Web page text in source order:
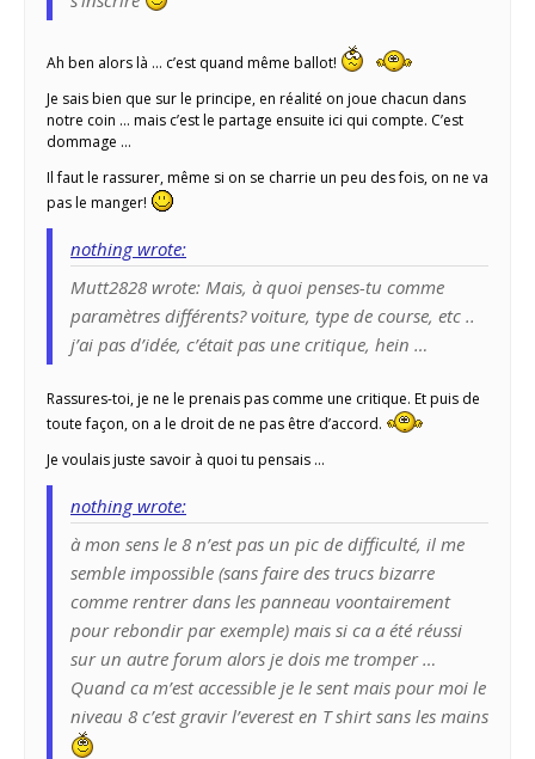
Ah ben alors là … c’est quand même ballot!
Je sais bien que sur le principe, en réalité on joue chacun dans
notre coin … mais c’est le partage ensuite ici qui compte. C’est
dommage …
Il faut le rassurer, même si on se charrie un peu des fois, on ne va
pas le manger!
nothing wrote:
Mutt2828 wrote: Mais, à quoi penses-tu comme
paramètres différents? voiture, type de course, etc ..
j’ai pas d’idée, c’était pas une critique, hein …
Rassures-toi, je ne le prenais pas comme une critique. Et puis de
toute façon, on a le droit de ne pas être d’accord.
Je voulais juste savoir à quoi tu pensais …
nothing wrote:
à mon sens le 8 n’est pas un pic de difficulté, il me
semble impossible (sans faire des trucs bizarre
comme rentrer dans les panneau voontairement
pour rebondir par exemple) mais si ca a été réussi
sur un autre forum alors je dois me tromper …
Quand ca m’est accessible je le sent mais pour moi le
niveau 8 c’est gravir l’everest en T shirt sans les mains